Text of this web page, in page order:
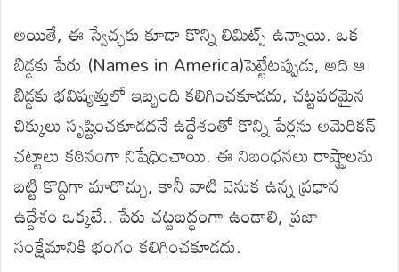
అయితే, ఈ స్వేచ్ఛకు కూడా కొన్ని లిమిట్స్ ఉన్నాయి. ఒక
బిడ్డకు పేరు (Names in America)పెట్టేటప్పుడు, అది ఆ
బిడ్డకు భవిష్యత్తులో ఇబ్బంది కలిగించకూడదు, చట్టపరమైన
చిక్కులు సృష్టించకూడదనే ఉద్దేశంతో కొన్ని పేర్లను అమెరికన్
చట్టాలు కఠినంగా నిషేధించాయి. ఈ నిబంధనలు రాష్ట్రాలను
బట్టి కొద్దిగా మారొచ్చు, కానీ వాటి వెనుక ఉన్న ప్రధాన
ఉద్దేశం ఒక్కటే.. పేరు చట్టబద్ధంగా ఉండాలి, ప్రజా
సంక్షేమానికి భంగం కలిగించకూడదు.